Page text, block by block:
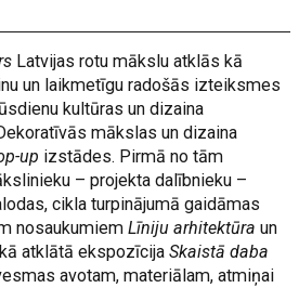
Latvijas rotu mākslu atklās kā
un laikmetīgu radošās izteiksmes
kultūras un dizaina
mākslas un dizaina
up izstādes. Pirmā no tām
– projekta dalībnieku –
cikla turpinājumā gaidāmas
nosaukumiemLīniju arhitektūra un
atklātā ekspozīcijaSkaistā daba
avotam, materiālam, atmiņai